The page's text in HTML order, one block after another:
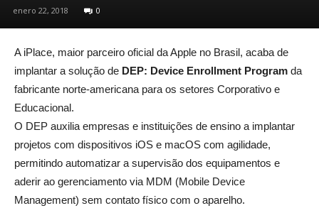
enero 22, 2018 0
A iPlace, maior parceiro oficial da Apple no Brasil, acaba de
implantar a solução de DEP: Device Enrollment Program da
fabricante norte-americana para os setores Corporativo e
Educacional.
O DEP auxilia empresas e instituições de ensino a implantar
projetos com dispositivos iOS e macOS com agilidade,
permitindo automatizar a supervisão dos equipamentos e
aderir ao gerenciamento via MDM (Mobile Device
Management) sem contato físico com o aparelho.